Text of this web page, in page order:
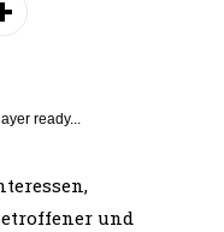
ready...
und